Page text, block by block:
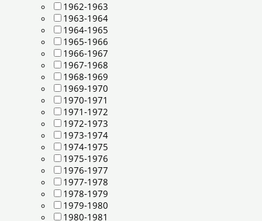
1962-1963
1963-1964
1964-1965
1965-1966
1966-1967
1967-1968
1968-1969
1969-1970
1970-1971
1971-1972
1972-1973
1973-1974
1974-1975
1975-1976
1976-1977
1977-1978
1978-1979
1979-1980
1980-1981